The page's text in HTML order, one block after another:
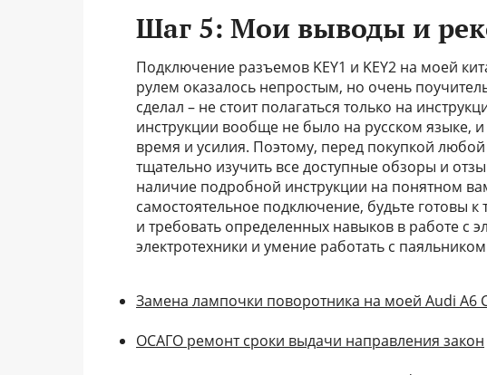
Шаг 5: Мои выводы и
Подключение разъемов KEY1 и KEY2 на моей
рулем оказалось непростым, но очень
сделал – не стоит полагаться только на
инструкции вообще не было на русском языке,
время и усилия. Поэтому, перед покупкой
тщательно изучить все доступные обзоры и
наличие подробной инструкции на понятном
самостоятельное подключение, будьте готовы
и требовать определенных навыков в работе с
электротехники и умение работать с
Замена лампочки поворотника на моей Audi A6
ОСАГО ремонт сроки выдачи направления закон